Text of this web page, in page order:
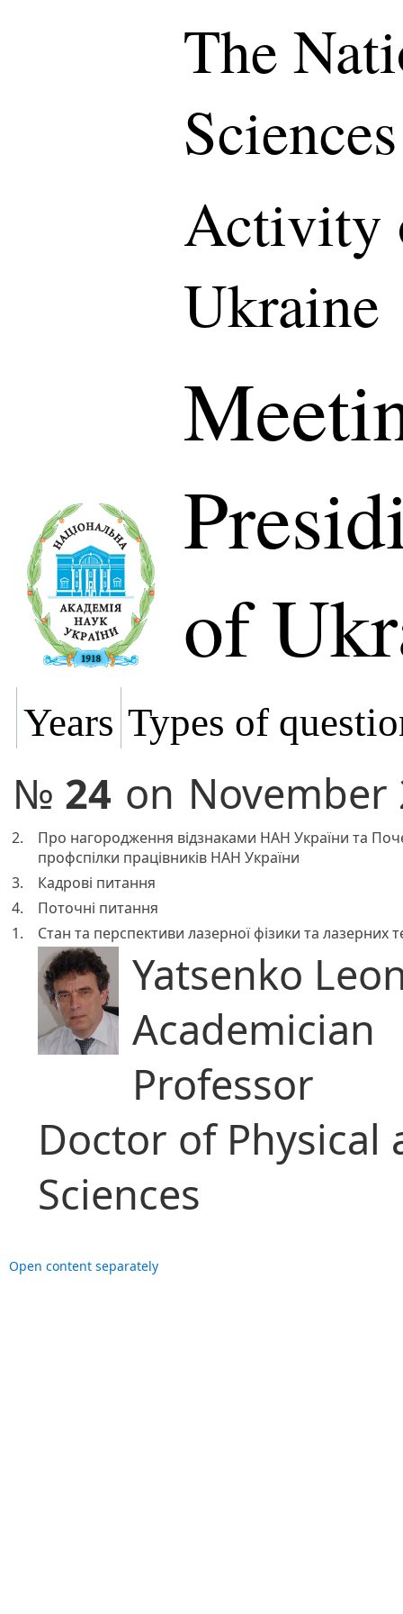
The
Activity
Ukraine
of
Years Types of
№ 24 on November
2.
Про нагородження відзнаками НАН України та
профспілки працівників НАН України
3.
Кадрові питання
4.
Поточні питання
1.
Стан та перспективи лазерної фізики та лазерних
Yatsenko
Academician
Professor
Doctor of
Sciences
Open content separately